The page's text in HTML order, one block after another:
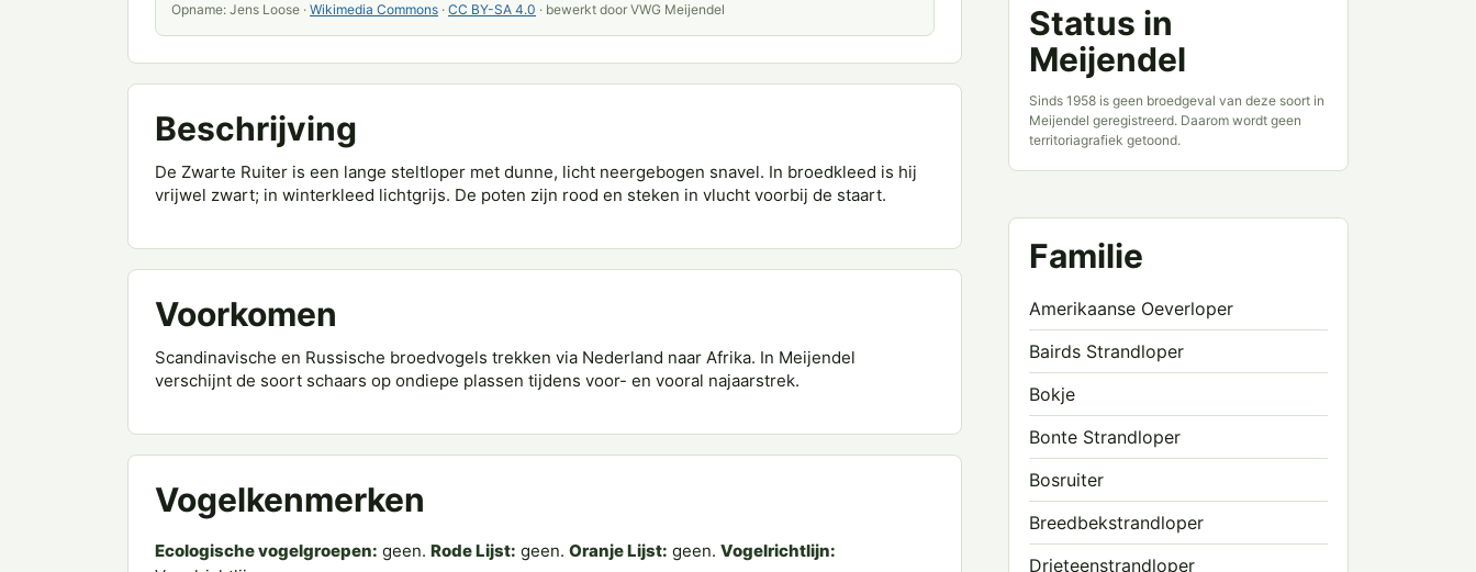
Opname: Jens Loose · Wikimedia Commons · CC BY-SA 4.0 · bewerkt door VWG Meijendel
Beschrijving
De Zwarte Ruiter is een lange steltloper met dunne, licht neergebogen snavel. In broedkleed is hij
vrijwel zwart; in winterkleed lichtgrijs. De poten zijn rood en steken in vlucht voorbij de staart.
Voorkomen
Scandinavische en Russische broedvogels trekken via Nederland naar Afrika. In Meijendel
verschijnt de soort schaars op ondiepe plassen tijdens voor- en vooral najaarstrek.
Vogelkenmerken
Ecologische vogelgroepen: geen. Rode Lijst: geen. Oranje Lijst: geen. Vogelrichtlijn:
Status in
Meijendel
Sinds 1958 is geen broedgeval van deze soort in
Meijendel geregistreerd. Daarom wordt geen
territoriagrafiek getoond.
Familie
Amerikaanse Oeverloper
Bairds Strandloper
Bokje
Bonte Strandloper
Bosruiter
Breedbekstrandloper
Drieteenstrandloper